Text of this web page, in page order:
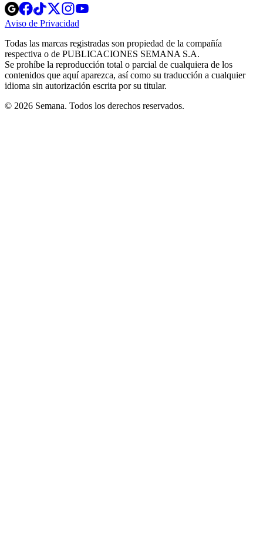
Opens
in
new
Opens
in
new
Opens
in
new
window
Opens
new
windowwindow
Aviso de Privacidad
new
window
Todas las marcas registradas son propiedad de la compañía
respectiva o de PUBLICACIONES SEMANA S.A.
Se prohíbe la reproducción total o parcial de cualquiera de los
contenidos que aquí aparezca, así como su traducción a cualquier
idioma sin autorización escrita por su titular.
© 2026 Semana. Todos los derechos reservados.